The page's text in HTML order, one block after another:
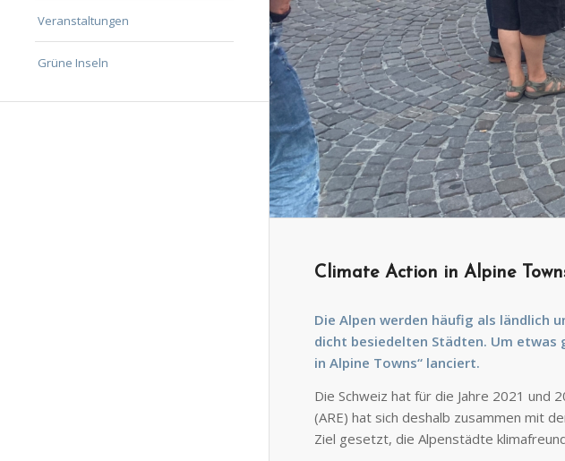
Veranstaltungen
Grüne Inseln
Climate Action in Alpine
Die Alpen werden häufig als ländlich
dicht besiedelten Städten. Um etwas
in Alpine Towns“ lanciert.
Die Schweiz hat für die Jahre 2021 und
(ARE) hat sich deshalb zusammen mit
Ziel gesetzt, die Alpenstädte